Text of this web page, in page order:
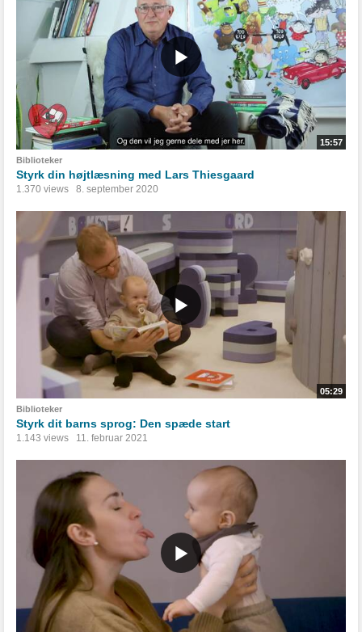
15:57
Biblioteker
Styrk din højtlæsning med Lars Thiesgaard
1.370 views 8. september 2020
05:29
Biblioteker
Styrk dit barns sprog: Den spæde start
1.143 views 11. februar 2021